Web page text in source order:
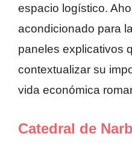
espacio logístico.
acondicionado para
paneles explicativos
contextualizar su
vida económica
Catedral de